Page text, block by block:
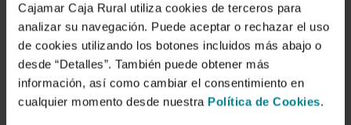
Cajamar Caja Rural utiliza cookies de terceros para
analizar su navegación. Puede aceptar o rechazar el uso
de cookies utilizando los botones incluidos más abajo o
desde “Detalles”. También puede obtener más
información, así como cambiar el consentimiento en
cualquier momento desde nuestra Política de Cookies.